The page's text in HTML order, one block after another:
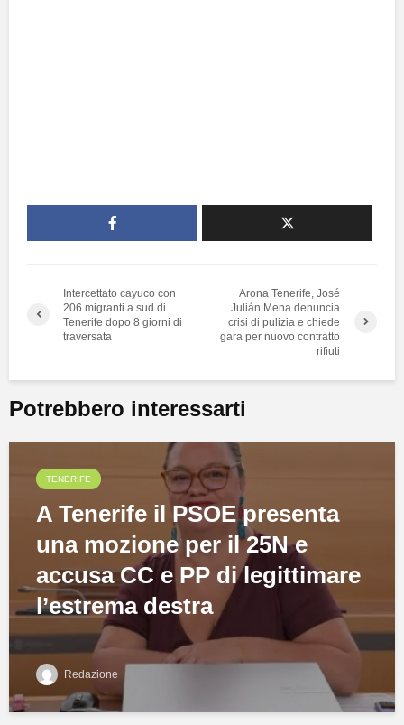
Intercettato cayuco con
206 migranti a sud di
Tenerife dopo 8 giorni di
traversata
Arona Tenerife, José
Julián Mena denuncia
crisi di pulizia e chiede
gara per nuovo contratto
rifiuti
Potrebbero interessarti
TENERIFE
A Tenerife il PSOE presenta
una mozione per il 25N e
accusa CC e PP di legittimare
l’estrema destra
Redazione